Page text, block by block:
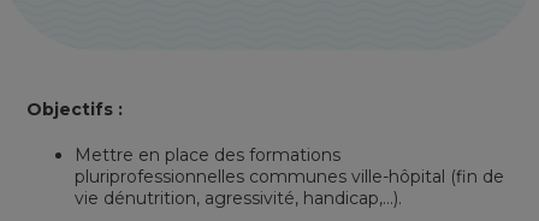
Objectifs :
Mettre en place des formations
pluriprofessionnelles communes ville-hôpital (fin de
vie dénutrition, agressivité, handicap,…).